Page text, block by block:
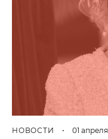
НОВОСТИ • 01 апреля